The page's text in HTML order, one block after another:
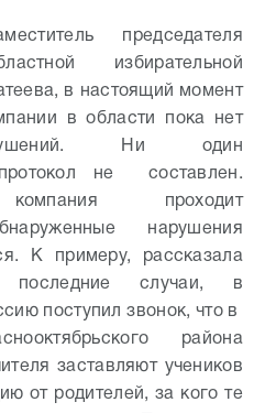
председателя
избирательной
в настоящий момент
в области пока нет
Ни один
не составлен.
компания проходит
нарушения
К примеру, рассказала
последние случаи, в
поступил звонок, что в
района
заставляют учеников
от родителей, за кого те